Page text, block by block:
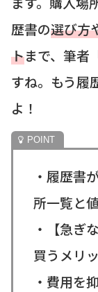
歴書の選び方
トまで、筆者
すね。もう履
よ！
・履歴書
所一覧と
・【急ぎ
買うメリ
・費用を